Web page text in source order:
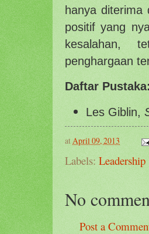
hanya diterima
positif yang
kesalahan,
penghargaan
Daftar Pustaka:
Les Giblin,
atApril 09, 2013
Labels: Leadership
No
Post a